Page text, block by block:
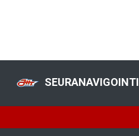
SEURANAVIGOINTI